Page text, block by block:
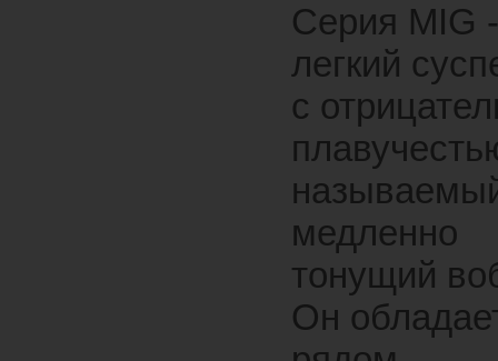
Серия MIG -
легкий
с
медленно
тонущий
Он